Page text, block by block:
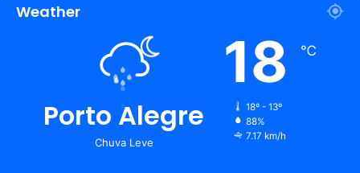
Weather
Porto Alegre
Chuva Leve
18 ℃
18º - 13º
88%
7.17 km/h